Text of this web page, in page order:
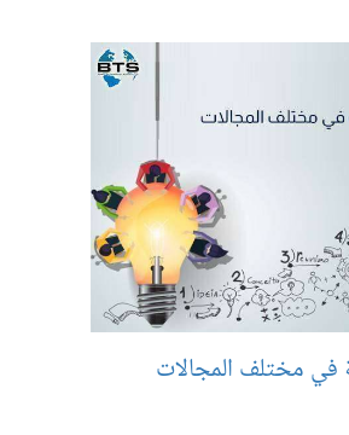
في مختلف المجالات